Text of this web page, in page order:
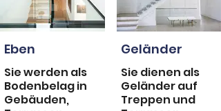
Eben
Sie werden als
Bodenbelag in
Gebäuden,
Geländer
Sie dienen als
Geländer auf
Treppen und